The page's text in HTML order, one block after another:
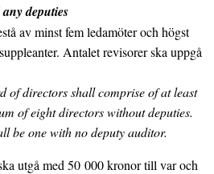
deputies
av minst fem ledamöter och högst
Antalet revisorer ska uppgå
of directors shall comprise of at least
of eight directors without deputies.
be one with no deputy auditor.
utgå med 50 000 kronor till var och